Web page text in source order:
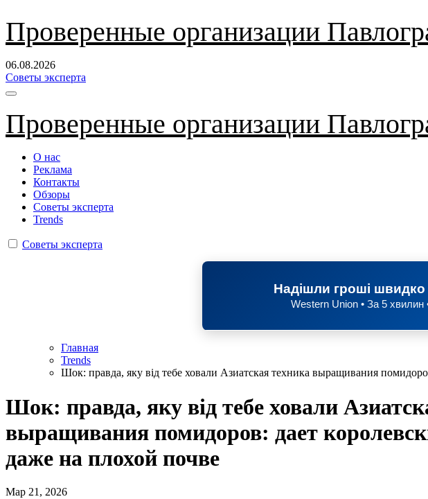
Перейти
содержанию
Проверенные организации
06.08.2026
Советы эксперта
Проверенные организации
О нас
Реклама
Контакты
Обзоры
Советы эксперта
Trends
Советы эксперта
Надішли гроші швидко
Western Union • За 5 хвилин
Главная
Trends
Шок: правда, яку від тебе ховали Азиатская техника выращивания
Шок: правда, яку від тебе ховали
выращивания помидоров: дает
даже на плохой почве
Мар 21, 2026